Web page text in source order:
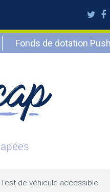
Fonds de dotation Push
Test de véhicule accessible